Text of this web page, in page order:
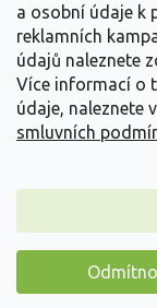
a osobní údaje k
reklamních
údajů naleznete
Více informací o
údaje, naleznete v
smluvních
Copyright 2026